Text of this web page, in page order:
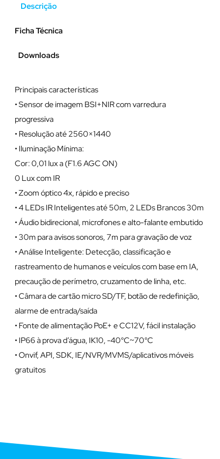
Descrição
Ficha Técnica
Downloads
Principais características
• Sensor de imagem BSI+NIR com varredura
progressiva
• Resolução até 2560×1440
• Iluminação Mínima:
Cor: 0,01 lux a (F1.6 AGC ON)
0 Lux com IR
• Zoom óptico 4x, rápido e preciso
• 4 LEDs IR Inteligentes até 50m, 2 LEDs Brancos 30m
• Áudio bidirecional, microfones e alto-falante embutido
• 30m para avisos sonoros, 7m para gravação de voz
• Análise Inteligente: Detecção, classificação e
rastreamento de humanos e veículos com base em IA,
precaução de perímetro, cruzamento de linha, etc.
• Câmara de cartão micro SD/TF, botão de redefinição,
alarme de entrada/saída
• Fonte de alimentação PoE+ e CC12V, fácil instalação
• IP66 à prova d’água, IK10, -40°C~70°C
• Onvif, API, SDK, IE/NVR/MVMS/aplicativos móveis
gratuitos